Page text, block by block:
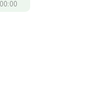
00:00